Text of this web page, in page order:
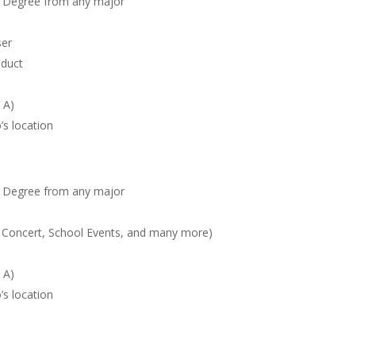
location
Degree from any major
School Events, and many more)
location